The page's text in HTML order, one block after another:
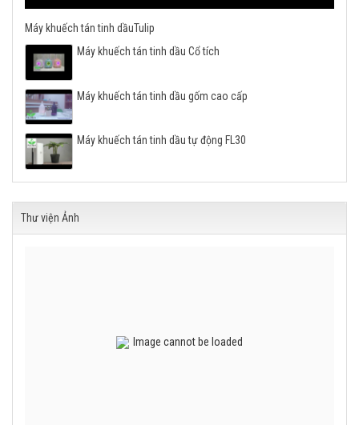
Máy khuếch tán tinh dầuTulip
Máy khuếch tán tinh dầu Cổ tích
Máy khuếch tán tinh dầu gốm cao cấp
Máy khuếch tán tinh dầu tự động FL30
Thư viện Ảnh
Image cannot be loaded